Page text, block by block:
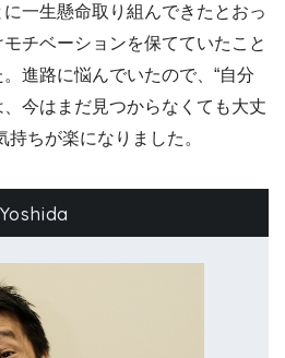
一生懸命取り組んできたとおっ
チベーションを保てていたこと
進路に悩んでいたので、“自分
今はまだ見つからなくても大丈
持ちが楽になりました。